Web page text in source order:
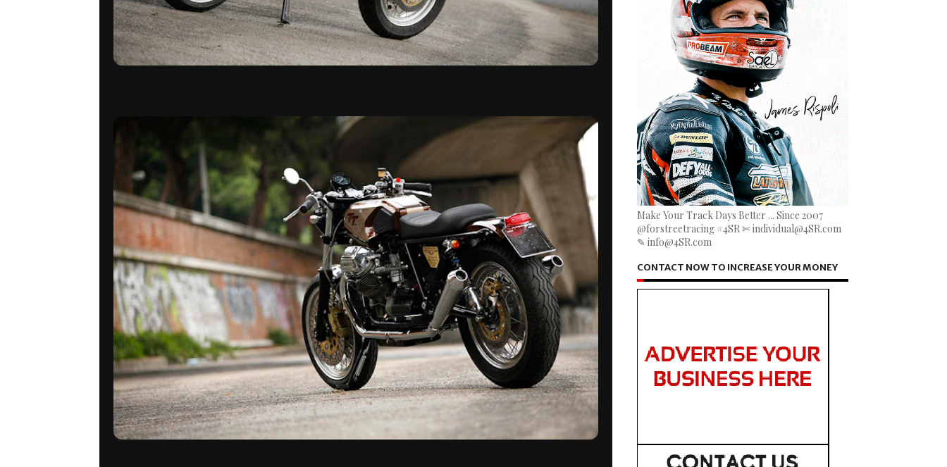
Make Your Track Days Better ... Since 2007
@forstreetracing #4SR ✄ individual@4SR.com
✎ info@4SR.com
CONTACT NOW TO INCREASE YOUR MONEY